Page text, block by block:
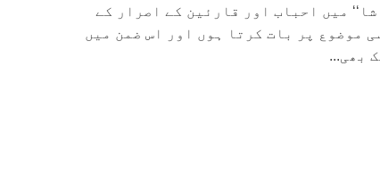
میں احباب اور قارئین کے اصرار کے
موضوع پر بات کرتا ہوں اور اس ضمن میں
بھی...